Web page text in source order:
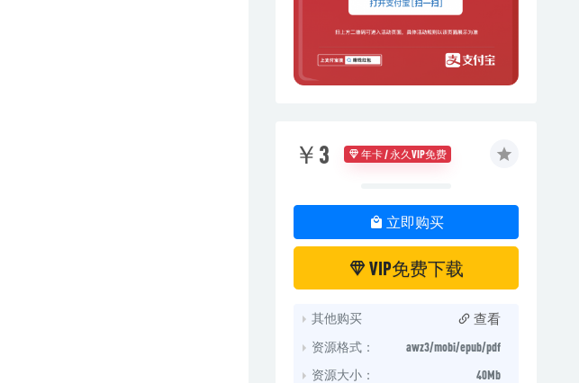
￥3 年卡 / 永久VIP免费
立即购买
VIP免费下载
其他购买 查看
资源格式：
awz3/mobi/epub/pdf
资源大小：
40Mb